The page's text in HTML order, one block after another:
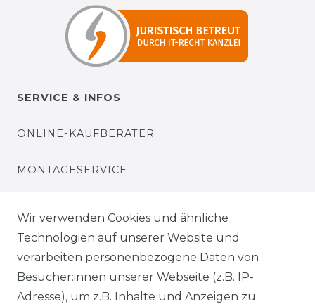
SERVICE & INFOS
ONLINE-KAUFBERATER
MONTAGESERVICE
BEZAHLUNG
KLIMA- UND UMWELTSCHUTZ
Wir verwenden Cookies und ähnliche
Technologien auf unserer Website und
verarbeiten personenbezogene Daten von
Besucher:innen unserer Webseite (z.B. IP-
Adresse), um z.B. Inhalte und Anzeigen zu